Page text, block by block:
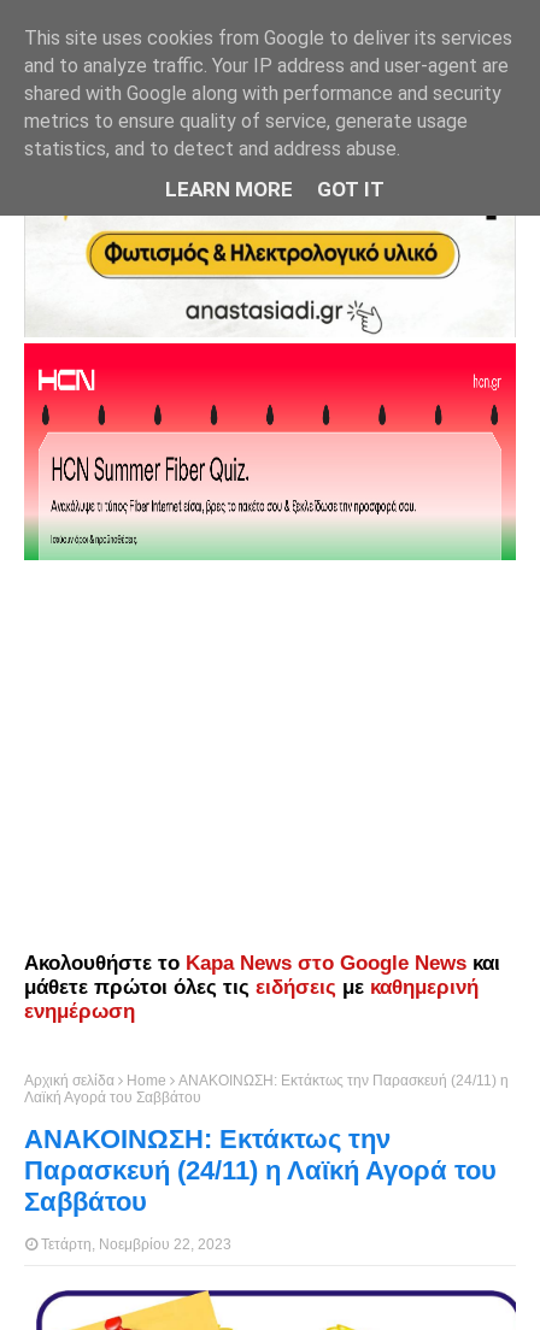
Ακολουθήστε το Kapa News στο Google News και
μάθετε πρώτοι όλες τις ειδήσεις με καθημερινή
ενημέρωση
Αρχική σελίδα Home
ΑΝΑΚΟΙΝΩΣΗ: Εκτάκτως την Παρασκευή (24/11) η
Λαϊκή Αγορά του Σαββάτου
ΑΝΑΚΟΙΝΩΣΗ: Εκτάκτως την
Παρασκευή (24/11) η Λαϊκή Αγορά του
Σαββάτου
Τετάρτη, Νοεμβρίου 22, 2023
This site uses cookies from Google to deliver its services
and to analyze traffic. Your IP address and user-agent are
shared with Google along with performance and security
metrics to ensure quality of service, generate usage
statistics, and to detect and address abuse.
LEARN MORE GOT IT